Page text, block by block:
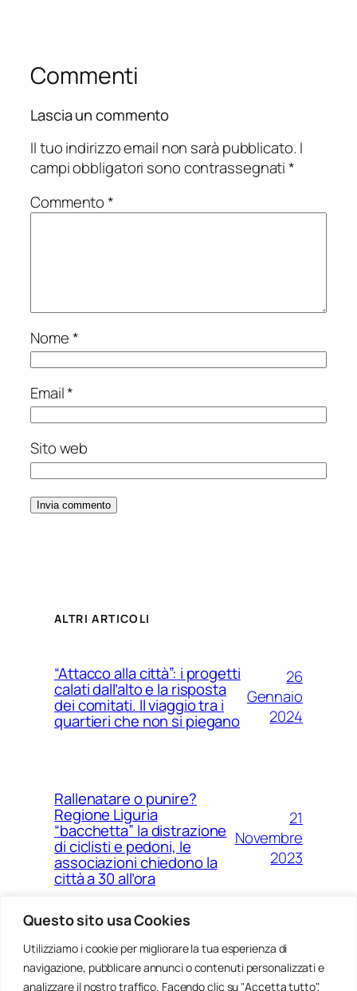
Questo sito usa Cookies
Utilizziamo i cookie per migliorare la tua esperienza di
navigazione, pubblicare annunci o contenuti personalizzati e
analizzare il nostro traffico. Facendo clic su "Accetta tutto",
Commenti
Lascia un commento
Il tuo indirizzo email non sarà pubblicato. I
campi obbligatori sono contrassegnati*
Commento*
Nome*
Email*
Sito web
ALTRI ARTICOLI
“Attacco alla città”: i progetti
calati dall’alto e la risposta
dei comitati. Il viaggio tra i
quartieri che non si piegano
26
Gennaio
2024
Rallenatare o punire?
Regione Liguria
“bacchetta” la distrazione
di ciclisti e pedoni, le
associazioni chiedono la
città a 30 all’ora
21
Novembre
2023
Ponte Morandi e quell’anno
zero che non è mai arrivato a Agosto